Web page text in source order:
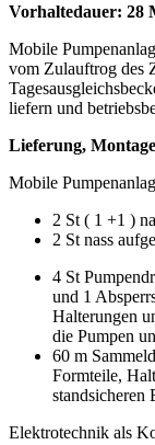
Vorhaltedauer: 28
Mobile
vom Zulauftrog des
liefern und
Lieferung,
Mobile
2 St ( 1 +1 )
2 St nass
4 St
und 1
Halterungen
die Pumpen
60 m
Formteile,
standsicheren
Elektrotechnik als